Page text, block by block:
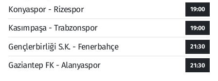
Konyaspor - Rizespor
19:00
Kasımpaşa - Trabzonspor 19:00
Gençlerbirliği S.K. - Fenerbahçe 21:30
Gaziantep FK - Alanyaspor 21:30